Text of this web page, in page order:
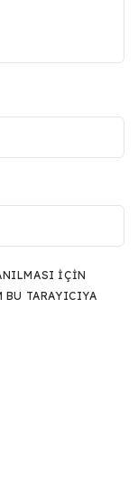
IÇIN
BU TARAYICIYA